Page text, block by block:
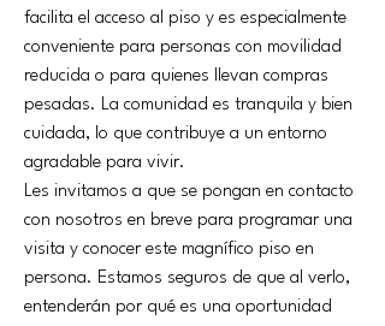
facilita el acceso al piso y es especialmente
conveniente para personas con movilidad
reducida o para quienes llevan compras
pesadas. La comunidad es tranquila y bien
cuidada, lo que contribuye a un entorno
agradable para vivir.
Les invitamos a que se pongan en contacto
con nosotros en breve para programar una
visita y conocer este magnífico piso en
persona. Estamos seguros de que al verlo,
entenderán por qué es una oportunidad